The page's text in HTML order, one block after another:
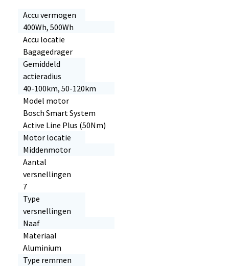
Accu vermogen
400Wh, 500Wh
Accu locatie
Bagagedrager
Gemiddeld
actieradius
40-100km, 50-120km
Model motor
Bosch Smart System
Active Line Plus (50Nm)
Motor locatie
Middenmotor
Aantal
versnellingen
7
Type
versnellingen
Naaf
Materiaal
Aluminium
Type remmen